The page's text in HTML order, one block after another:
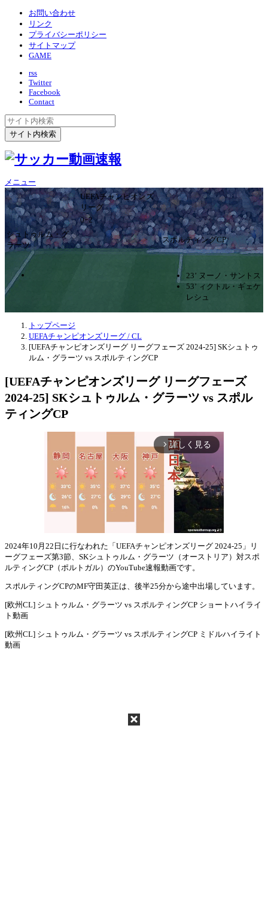
お問い合わせ
リンク
プライバシーポリシー
サイトマップ
GAME
rss
Twitter
Facebook
Contact
メニュー
UEFAチャンピオンズ
リーグ
0ｰ2
シュトゥルム・グ
ラーツ
スポルティングCP
23’ ヌーノ・サントス
53’ ィクトル・ギェケ
レシュ
トップページ
UEFAチャンピオンズリーグ / CL
[UEFAチャンピオンズリーグ リーグフェーズ 2024-25] SKシュトゥ
ルム・グラーツ vs スポルティングCP
[UEFAチャンピオンズリーグ リーグフェーズ
2024-25] SKシュトゥルム・グラーツ vs スポル
ティングCP
arrow_forward_ios 詳しく見る
Mute
2024年10月22日に行なわれた「UEFAチャンピオンズリーグ 2024-25」リ
ーグフェーズ第3節、SKシュトゥルム・グラーツ（オーストリア）対スポ
ルティングCP（ポルトガル）のYouTube速報動画です。
スポルティングCPのMF守田英正は、後半25分から途中出場しています。
[欧州CL] シュトゥルム・グラーツ vs スポルティングCP ショートハイライ
ト動画
[欧州CL] シュトゥルム・グラーツ vs スポルティングCP ミドルハイライト
動画